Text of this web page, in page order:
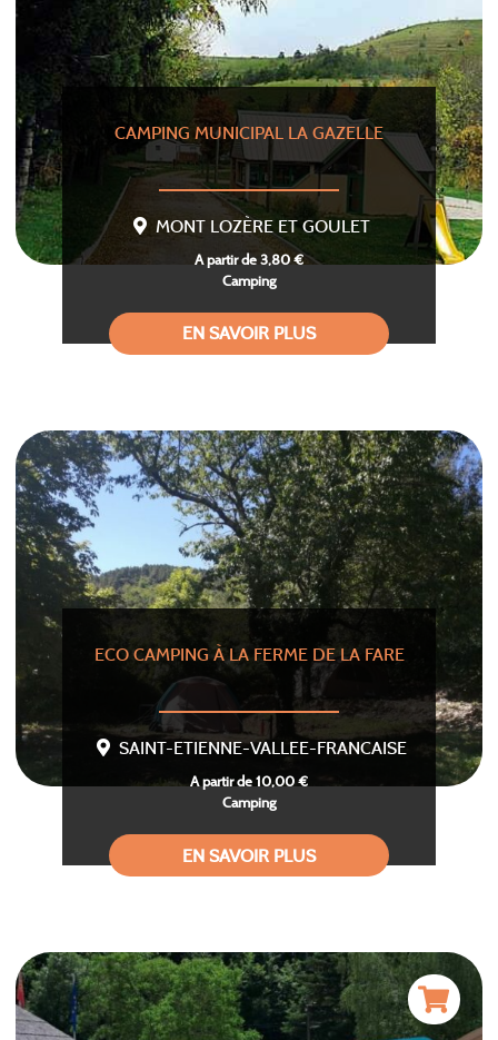
CAMPING MUNICIPAL LA GAZELLE
MONT LOZÈRE ET GOULET
A partir de 3,80 €
Camping
EN SAVOIR PLUS
ECO CAMPING À LA FERME DE LA FARE
SAINT-ETIENNE-VALLEE-FRANCAISE
A partir de 10,00 €
Camping
EN SAVOIR PLUS